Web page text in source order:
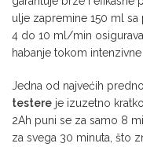
ulje zapremine 150 ml
4 do 10 ml/min
habanje tokom
Jedna od najvećih
testere je izuzetno
2Ah puni se za samo 8
za svega 30 minuta, što